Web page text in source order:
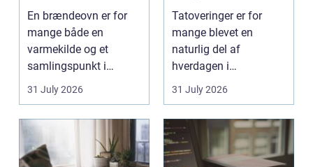
smukt resultat
En brændeovn er for
mange både en
varmekilde og et
samlingspunkt i
hjemmet. Flammerne
31 July 2026
rigtige studie
Tatoveringer er for
mange blevet en
naturlig del af
hverdagen i
København. Byen er
fyldt med dygtige...
31 July 2026